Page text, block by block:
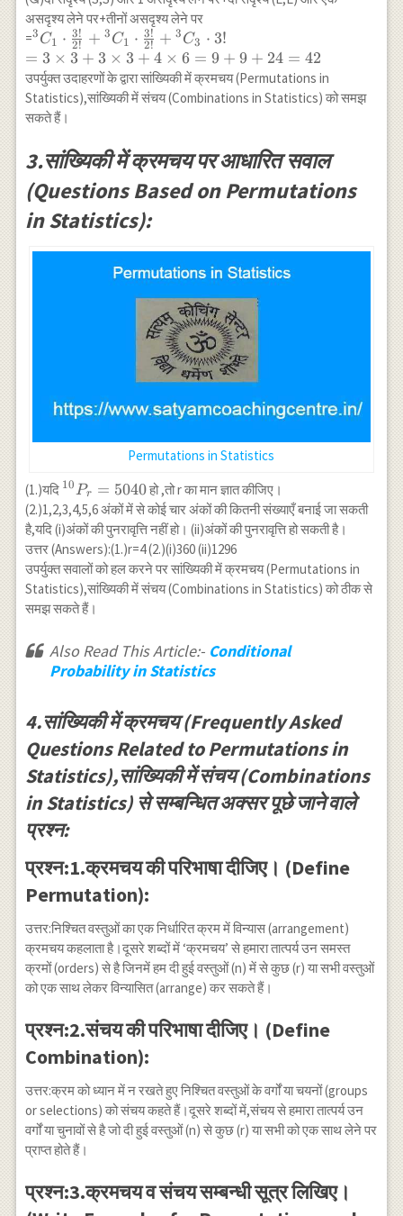
असदृश्य लेने पर+तीनों असदृश्य लेने पर
={}^3 C_1
\cdot \frac{3!}
{2!}+{}^3 C_1
\cdot \frac{3!}
{2!}+{}^3 C_3
\times 3+3
\times 3+4
\times
6=9+9+24=42
3 C1 ⋅ 2!
3! + 3 C1 ⋅ 2!
3! + 3 C3 ⋅ 3!
= 3 × 3 + 3 × 3 + 4 × 6 = 9 + 9 + 24 = 42
उपर्युक्त उदाहरणों के द्वारा सांख्यिकी में क्रमचय (Permutations in
Statistics),सांख्यिकी में संचय (Combinations in Statistics) को समझ
सकते हैं।
3.सांख्यिकी में क्रमचय पर आधारित सवाल
(Questions Based on Permutations
in Statistics):
Permutations in Statistics
(1.)यदि {}^{10}
P_r=5040
10Pr = 5040हो ,तो r का मान ज्ञात कीजिए।
(2.)1,2,3,4,5,6 अंकों में से कोई चार अंकों की कितनी संख्याएँ बनाई जा सकती
है,यदि (i)अंकों की पुनरावृत्ति नहीं हो। (ii)अंकों की पुनरावृत्ति हो सकती है।
उत्तर (Answers):(1.)r=4 (2.)(i)360 (ii)1296
उपर्युक्त सवालों को हल करने पर सांख्यिकी में क्रमचय (Permutations in
Statistics),सांख्यिकी में संचय (Combinations in Statistics) को ठीक से
समझ सकते हैं।
Also Read This Article:- Conditional
Probability in Statistics
4.सांख्यिकी में क्रमचय (Frequently Asked
Questions Related to Permutations in
Statistics),सांख्यिकी में संचय (Combinations
in Statistics) से सम्बन्धित अक्सर पूछे जाने वाले
प्रश्न:
प्रश्न:1.क्रमचय की परिभाषा दीजिए। (Define
Permutation):
उत्तर:निश्चित वस्तुओं का एक निर्धारित क्रम में विन्यास (arrangement)
क्रमचय कहलाता है।दूसरे शब्दों में ‘क्रमचय’ से हमारा तात्पर्य उन समस्त
क्रमों (orders) से है जिनमें हम दी हुई वस्तुओं (n) में से कुछ (r) या सभी वस्तुओं
को एक साथ लेकर विन्यासित (arrange) कर सकते हैं।
प्रश्न:2.संचय की परिभाषा दीजिए। (Define
Combination):
उत्तर:क्रम को ध्यान में न रखते हुए निश्चित वस्तुओं के वर्गों या चयनों (groups
or selections) को संचय कहते हैं।दूसरे शब्दों में,संचय से हमारा तात्पर्य उन
वर्गों या चुनावों से है जो दी हुई वस्तुओं (n) से कुछ (r) या सभी को एक साथ लेने पर
प्राप्त होते हैं।
प्रश्न:3.क्रमचय व संचय सम्बन्धी सूत्र लिखिए।